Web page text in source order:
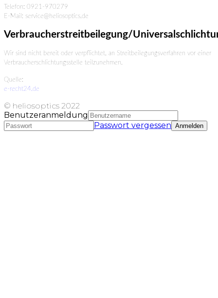
Telefon: 0921-970279
E-Mail: service@heliosoptics.de
Verbraucherstreitbeilegung/
Wir sind nicht bereit oder verpflichtet, an Streitbeilegungsverfahren vor einer
Verbraucherschlichtungsstelle teilzunehmen.
Quelle:
e-recht24.de
© heliosoptics 2022
Benutzeranmeldung
Passwort vergessen